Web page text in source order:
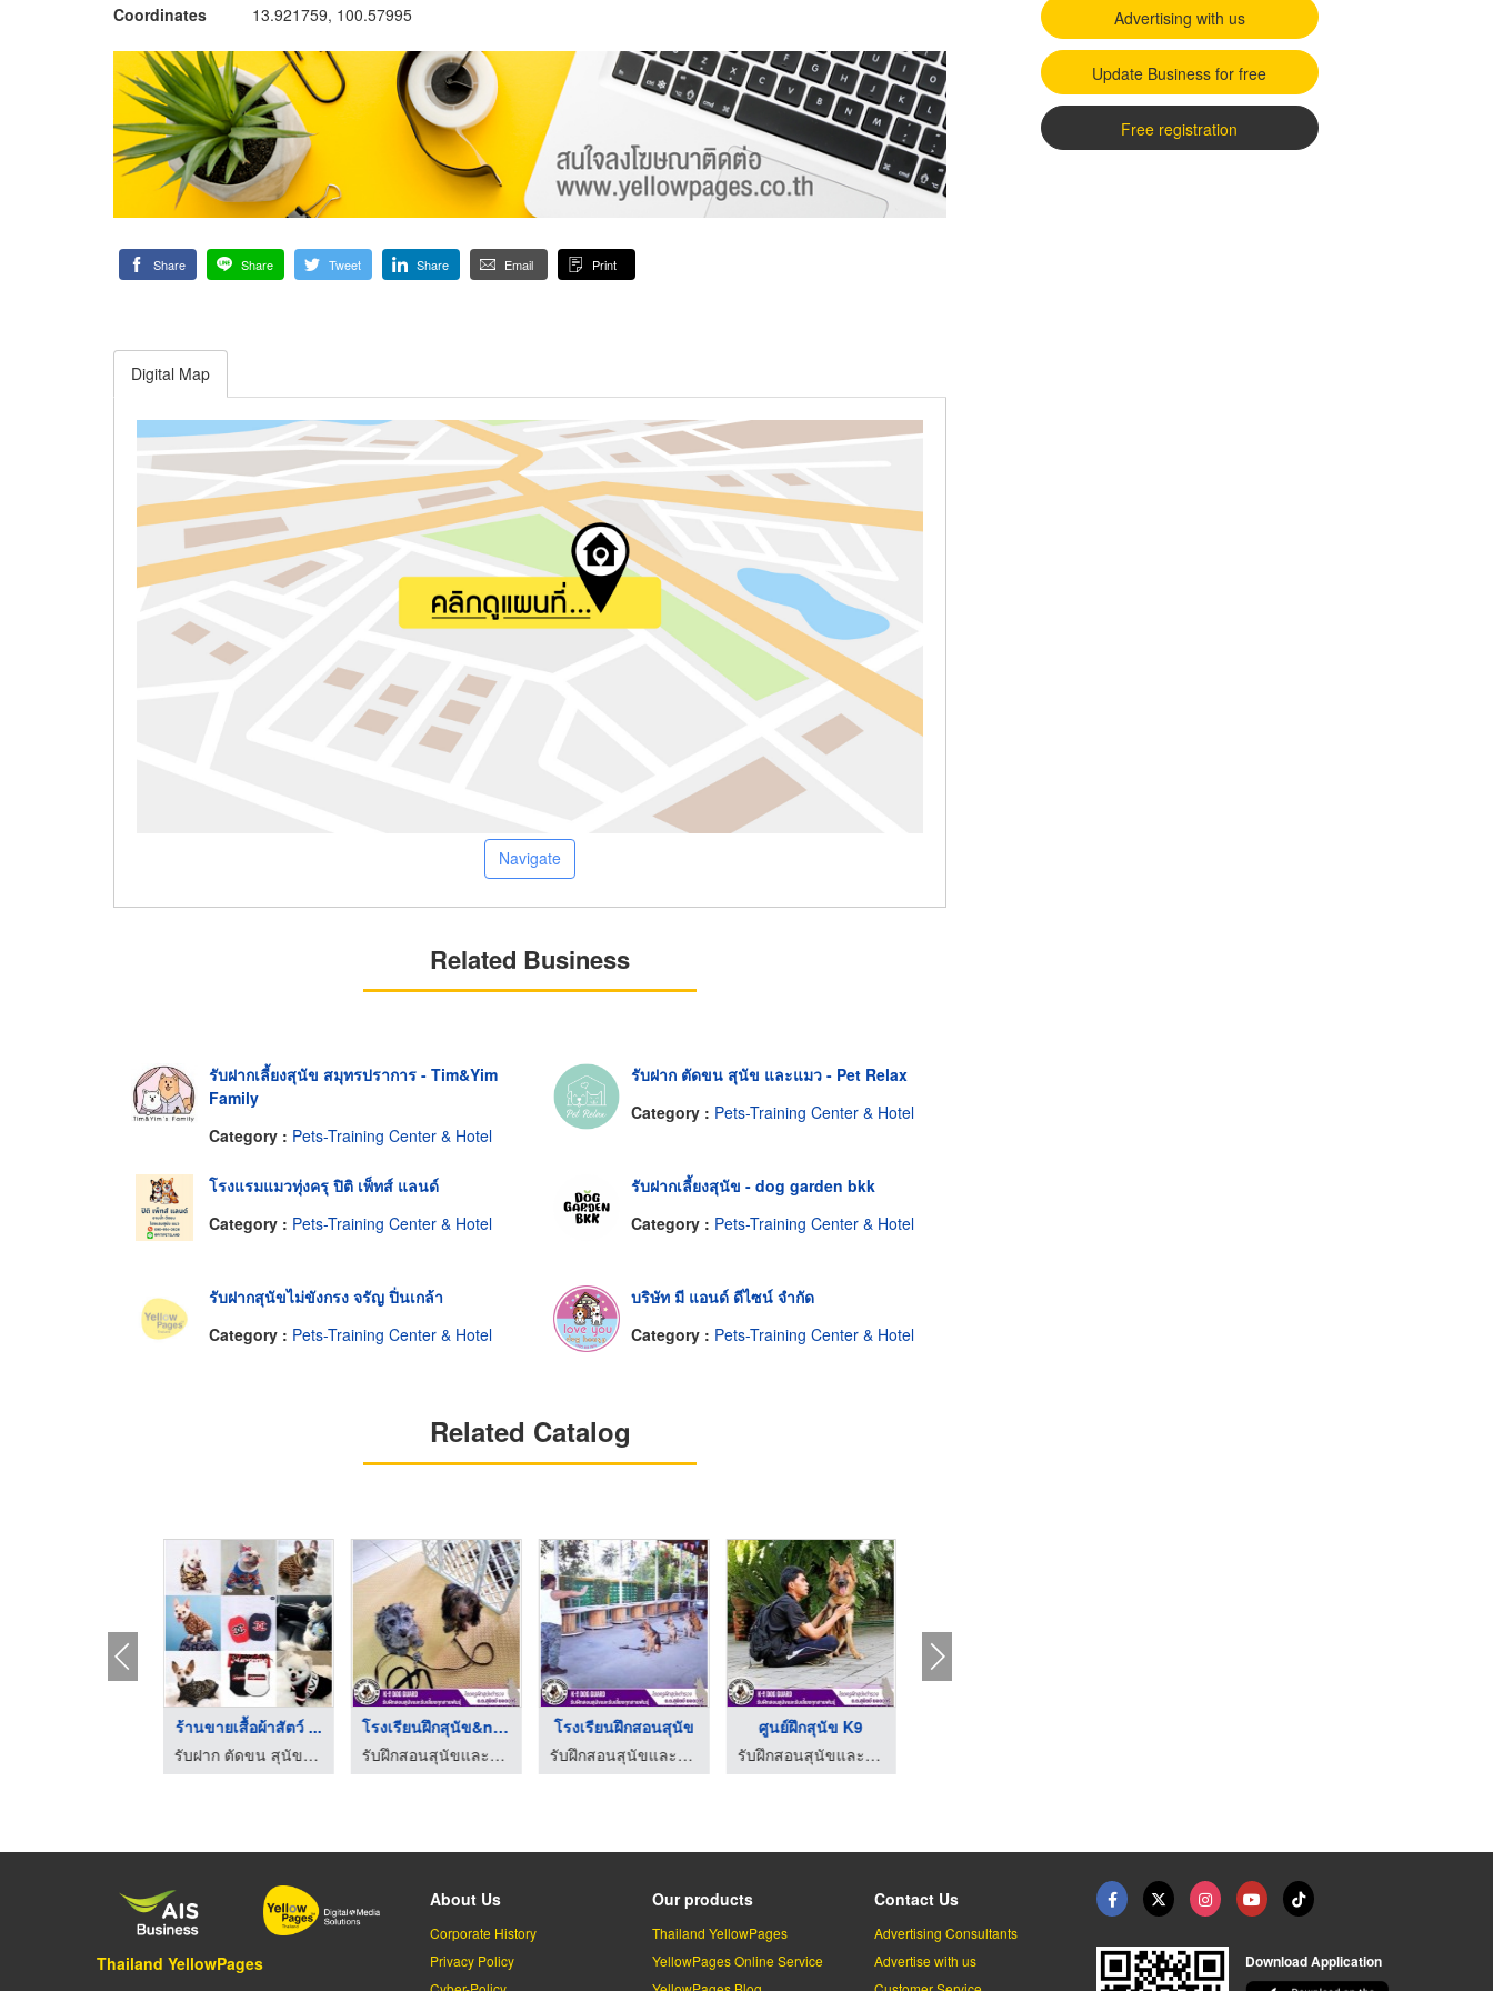
Coordinates 13.921759, 100.57995
Share Share Tweet Share Email Print
Digital Map
Navigate
Related Business
รับฝากเลี้ยงสุนัข สมุทรปราการ - Tim&Yim
Family
Category : Pets-Training Center & Hotel
รับฝาก ตัดขน สุนัข และแมว - Pet Relax
Category : Pets-Training Center & Hotel
โรงแรมแมวทุ่งครุ ปิติ เพ็ทส์ แลนด์
Category : Pets-Training Center & Hotel
รับฝากเลี้ยงสุนัข - dog garden bkk
Category : Pets-Training Center & Hotel
รับฝากสุนัขไม่ขังกรง จรัญ ปิ่นเกล้า
Category : Pets-Training Center & Hotel
บริษัท มี แอนด์ ดีไซน์ จำกัด
Category : Pets-Training Center & Hotel
Related Catalog
ร้านขายเสื้อผ้าสัตว์ ...
รับฝาก ตัดขน สุนัข และแมว - Pet Relax
โรงเรียนฝึกสุนัข&nbsp;ราค ...
รับฝึกสอนสุนัขและรับเลี้ยงทุกสายพันธุ์
โรงเรียนฝึกสอนสุนัข
รับฝึกสอนสุนัขและรับเลี้ยงทุกสายพันธุ์
ศูนย์ฝึกสุนัข K9
รับฝึกสอนสุนัขและรับเลี้ยงทุกสายพันธุ์
Advertising with us
Update Business for free
Free registration
Thailand YellowPages
About Us
Corporate History
Privacy Policy
Our products
Thailand YellowPages
YellowPages Online Service
Contact Us
Advertising Consultants
Advertise with us
Download Application